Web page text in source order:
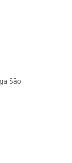
São